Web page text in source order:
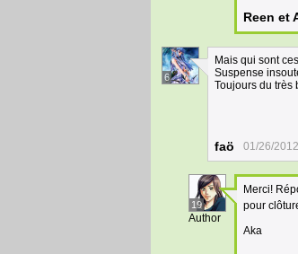
Reen et
6
Mais qui sont
Suspense
Toujours du très
faö 01/26/
19
Author
Merci!
pour
Aka